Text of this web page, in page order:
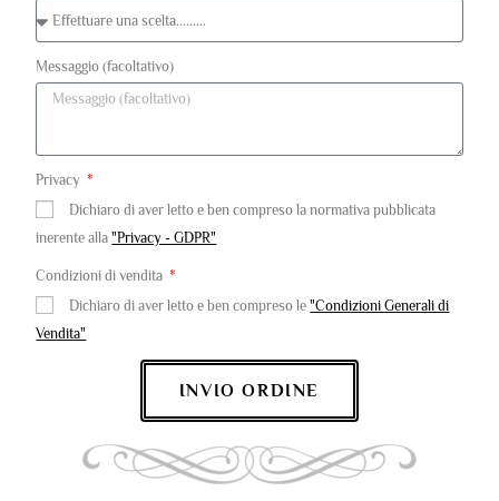
Messaggio (facoltativo)
Privacy
Dichiaro di aver letto e ben compreso la normativa pubblicata
inerente alla"Privacy - GDPR"
Condizioni di vendita
Dichiaro di aver letto e ben compreso le"Condizioni Generali di
Vendita"
INVIO ORDINE